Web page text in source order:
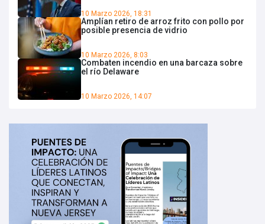
10 Marzo 2026, 18:31
Amplían retiro de arroz frito con pollo por
posible presencia de vidrio
10 Marzo 2026, 8:03
Combaten incendio en una barcaza sobre
el río Delaware
10 Marzo 2026, 14:07